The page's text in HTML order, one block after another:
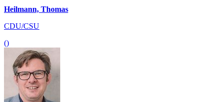
Heilmann, Thomas
CDU/CSU
()